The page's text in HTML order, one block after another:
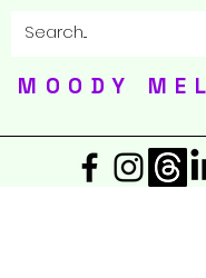
MOODY